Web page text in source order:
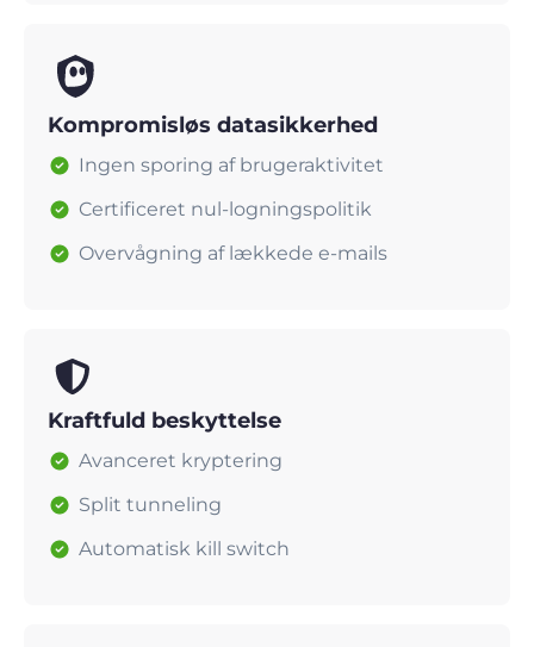
Kompromisløs datasikkerhed
Ingen sporing af brugeraktivitet
Certificeret nul-logningspolitik
Overvågning af lækkede e-mails
Kraftfuld beskyttelse
Avanceret kryptering
Split tunneling
Automatisk kill switch